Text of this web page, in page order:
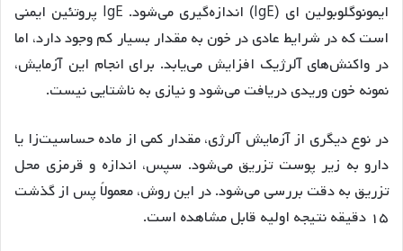
ایمونوگلوبولین ای (IgE) اندازه‌گیری می‌شود. IgE پروتئین ایمنی
است که در شرایط عادی در خون به مقدار بسیار کم وجود دارد، اما
در واکنش‌های آلرژیک افزایش می‌یابد. برای انجام این آزمایش‌،
نمونه خون وریدی دریافت می‌شود و نیازی به ناشتایی نیست.
در نوع دیگری از آزمایش‌ آلرژی، مقدار کمی از ماده حساسیت‌زا یا
دارو به زیر پوست تزریق می‌شود. سپس، اندازه و قرمزی محل
تزریق به دقت بررسی می‌شود. در این روش، معمولاً پس از گذشت
۱۵ دقیقه نتیجه اولیه قابل مشاهده است.